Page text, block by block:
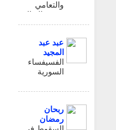
والتعامي
ونعمة التوالد
عبد عبد
المجيد
الفسيفساء
السورية
ربحان
رمضان